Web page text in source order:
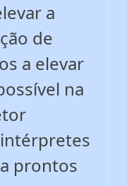
a
de
a elevar
na
prontos